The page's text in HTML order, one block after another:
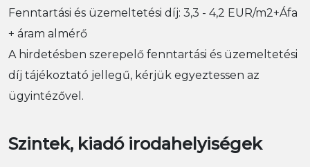
Fenntartási és üzemeltetési díj: 3,3 - 4,2 EUR/m2+Áfa
+ áram almérő
A hirdetésben szerepelő fenntartási és üzemeltetési
díj tájékoztató jellegű, kérjük egyeztessen az
ügyintézővel.
Szintek, kiadó irodahelyiségek